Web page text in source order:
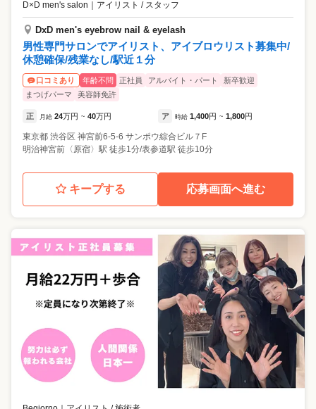
D×D men's salon アイリスト / スタッフ
DxD men's eyebrow nail & eyelash
男性専門サロンでアイリスト、アイブロウリスト募集中/
休憩確保/残業なし/駅近１分
口コミあり 年齢不問 正社員 アルバイト・パート
新卒歓迎
まつげパーマ
美容師免許
正 月給 24万円 ~ 40万円 ア 時給 1,400円 ~ 1,800円
東京都 渋谷区 神宮前6-5-6 サンポウ綜合ビル７F
明治神宮前〈原宿〉駅 徒歩1分/表参道駅 徒歩10分
キープする 応募画面へ進む